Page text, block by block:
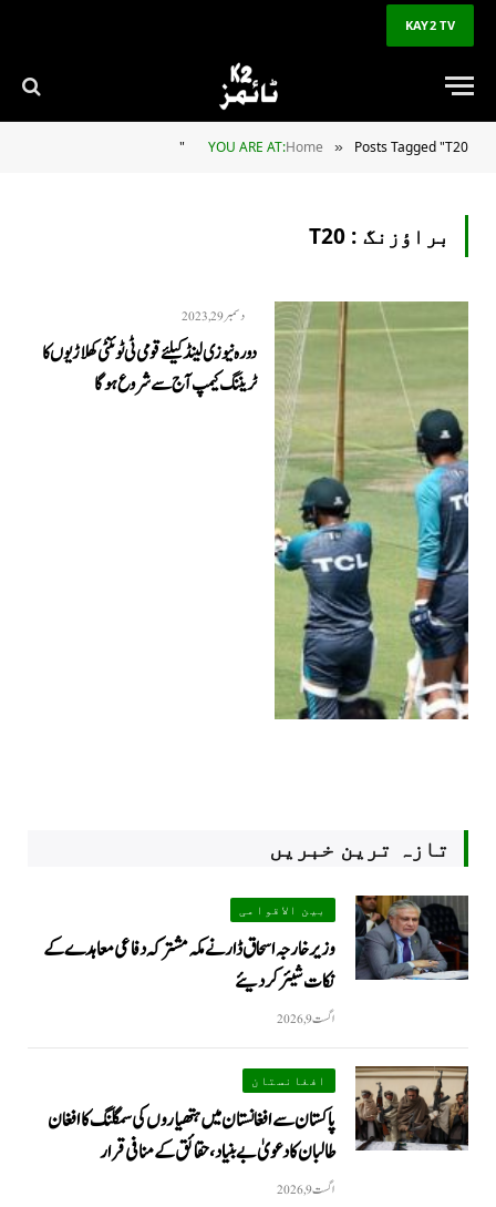
KAY2 TV
YOU ARE AT:Home » Posts Tagged "T20"
براؤزنگ : T20
دسمبر 29, 2023
دورہ نیوزی لینڈ کیلئے قومی ٹی ٹوئنٹی کھلاڑیوں کا
ٹریننگ کیمپ آج سے شروع ہوگا
تازہ ترین خبریں
بین الاقوامی
وزیر خارجہ اسحاق ڈار نے مکہ مشترکہ دفاعی معاہدے کے
نکات شیئر کردیئے
اگست 9, 2026
افغانستان
پاکستان سے افغانستان میں ہتھیاروں کی سمگلنگ کا افغان
طالبان کا دعویٰ بے بنیاد، حقائق کے منافی قرار
اگست 9, 2026